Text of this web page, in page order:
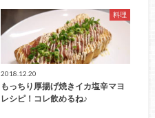
料理
2018.12.20
もっちり厚揚げ焼きイカ塩辛マヨ
レシピ！コレ飲めるね♪